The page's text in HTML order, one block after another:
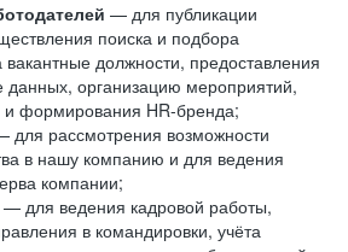
— для публикации
поиска и подбора
вакантные должности, предоставления
данных, организацию мероприятий,
и формирования HR-бренда;
для рассмотрения возможности
в нашу компанию и для ведения
компании;
— для ведения кадровой работы,
в командировки, учёта